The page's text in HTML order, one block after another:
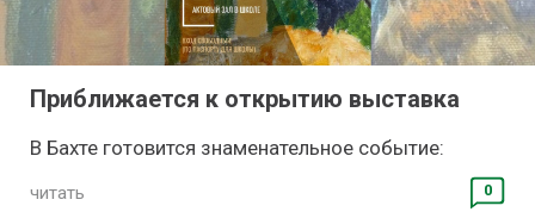
Приближается к открытию выставка
В Бахте готовится знаменательное событие:
читать 0